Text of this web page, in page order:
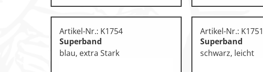
Technische Dokumentation
Tennis, Tischtennis
Therapiebedarf
Artikel-Nr.: K1754
Superband
blau, extra Stark
Artikel-Nr.: K1751
Superband
schwarz, leicht